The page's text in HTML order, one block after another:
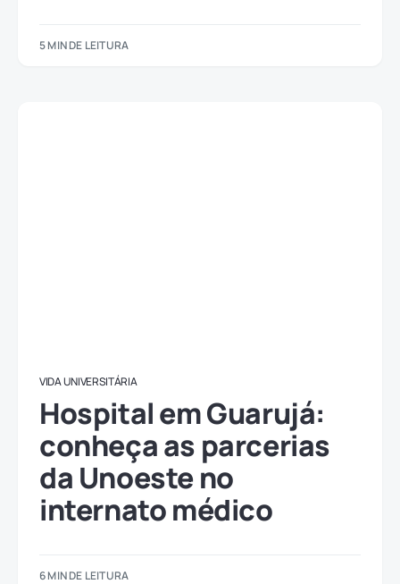
5 MIN DE LEITURA
VIDA UNIVERSITÁRIA
Hospital em Guarujá:
conheça as parcerias
da Unoeste no
internato médico
6 MIN DE LEITURA